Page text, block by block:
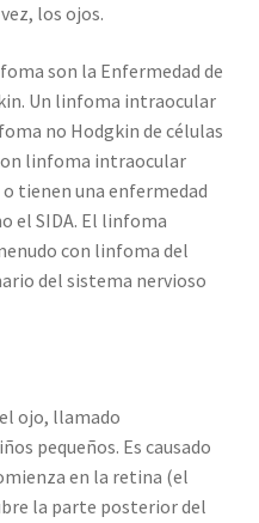
los ojos.
son la Enfermedad de
Un linfoma intraocular
no Hodgkin de células
linfoma intraocular
tienen una enfermedad
el SIDA. El linfoma
con linfoma del
del sistema nervioso
ojo, llamado
pequeños. Es causado
en la retina (el
la parte posterior del